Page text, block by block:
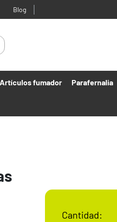
Blog
Artículos fumador Parafernalia
Cantidad: